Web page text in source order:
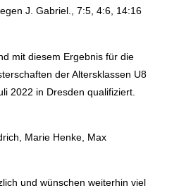
J. Gabriel., 7:5, 4:6, 14:16
mit diesem Ergebnis für die
der Altersklassen U8
2022 in Dresden qualifiziert.
Marie Henke, Max
und wünschen weiterhin viel